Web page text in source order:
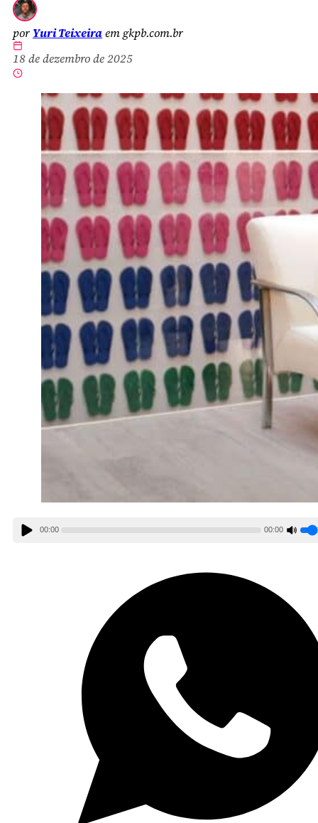
por Yuri Teixeiraem gkpb.com.br
18 de dezembro de 2025
00:00 00:00